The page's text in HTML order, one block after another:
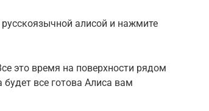
алисой и нажмите
это время на поверхности рядом
все готова Алиса вам